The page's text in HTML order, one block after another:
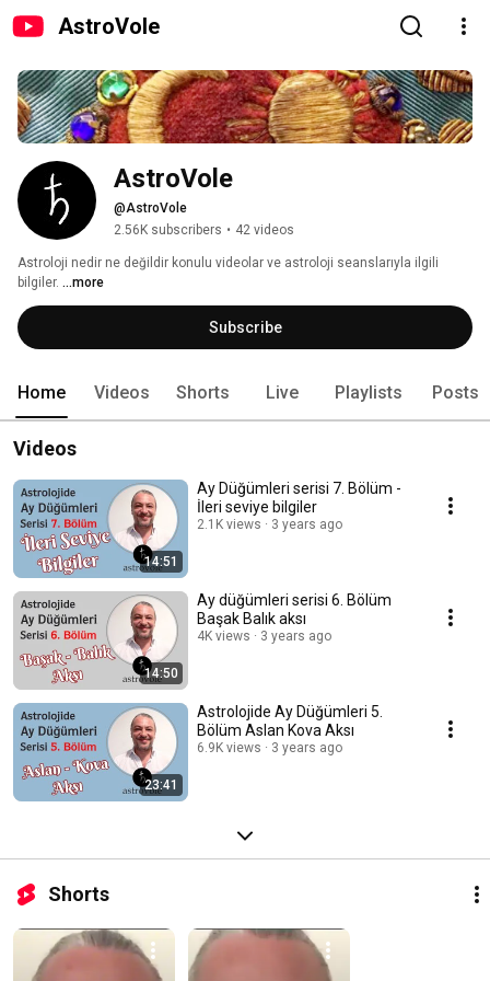
AstroVole
AstroVole
@AstroVole
2.56K subscribers • 42 videos
Astroloji nedir ne değildir konulu videolar ve astroloji seanslarıyla ilgili
bilgiler. ...more
Subscribe
Home Videos Shorts Live Playlists Posts
Videos
14:51
Ay Düğümleri serisi 7. Bölüm -
İleri seviye bilgiler
2.1K views 3 years ago
14:50
Ay düğümleri serisi 6. Bölüm
Başak Balık aksı
4K views 3 years ago
23:41
Astrolojide Ay Düğümleri 5.
Bölüm Aslan Kova Aksı
6.9K views 3 years ago
Shorts